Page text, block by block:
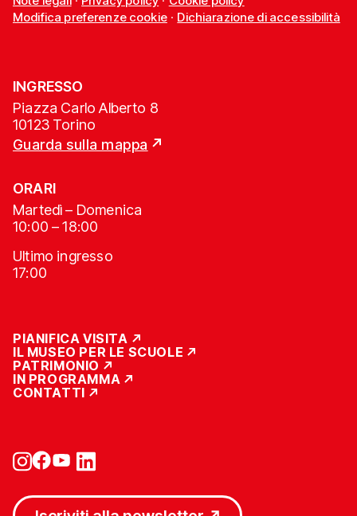
Modifica preferenze cookie· Dichiarazione di accessibilità
INGRESSO
Piazza Carlo Alberto 8
10123 Torino
Guarda sulla mappa
ORARI
Martedì – Domenica
10:00 – 18:00
Ultimo ingresso
17:00
PIANIFICA VISITA
IL MUSEO PER LE SCUOLE
PATRIMONIO
IN PROGRAMMA
CONTATTI